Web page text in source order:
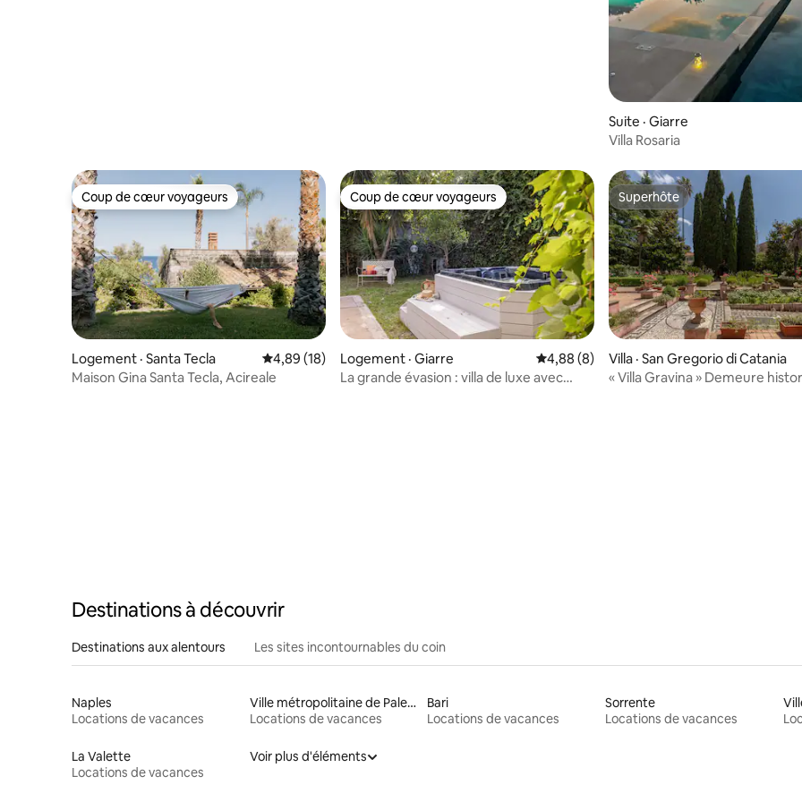
Suite · Giarre
Villa Rosaria
Coup de cœur voyageurs
Coup de cœur voyageurs
Logement · Santa Tecla Note moyenne de 4,89 sur 5, 18 commentaires
4,89 (18)
Maison Gina Santa Tecla, Acireale
Coup de cœur voyageurs
Coup de cœur voyageurs
Logement · Giarre Note moyenne de 4,88 sur 5, 8
4,88 (8)
La grande évasion : villa de luxe avec
Superhôte
Superhôte
Villa · San Gregorio di Catania
« Villa Gravina » Demeure
Destinations à découvrir
Destinations aux alentours Les sites incontournables du coin
Naples
Locations de vacances
Ville métropolitaine de Palerme
Locations de vacances
Bari
Locations de vacances
Sorrente
Locations de vacances
La Valette
Locations de vacances
Voir plus d'éléments